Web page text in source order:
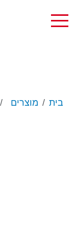
בית מוצרים